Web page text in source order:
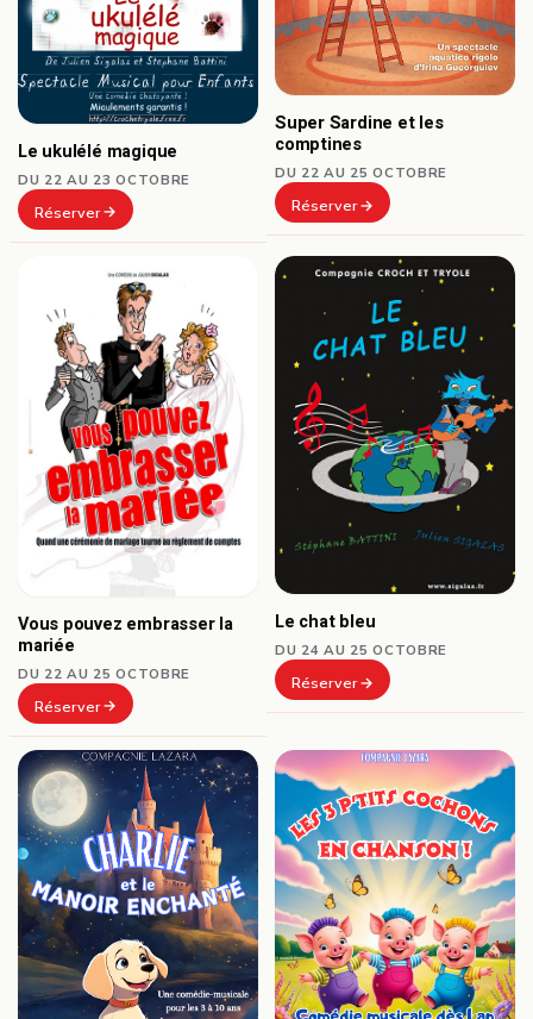
Le ukulélé magique
DU 22 AU 23 OCTOBRE
Réserver
Super Sardine et les
comptines
DU 22 AU 25 OCTOBRE
Réserver
Vous pouvez embrasser la
mariée
DU 22 AU 25 OCTOBRE
Réserver
Le chat bleu
DU 24 AU 25 OCTOBRE
Réserver